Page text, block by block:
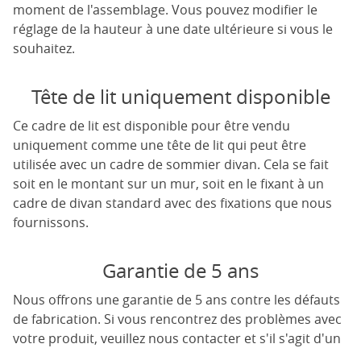
moment de l'assemblage. Vous pouvez modifier le
réglage de la hauteur à une date ultérieure si vous le
souhaitez.
Tête de lit uniquement disponible
Ce cadre de lit est disponible pour être vendu
uniquement comme une tête de lit qui peut être
utilisée avec un cadre de sommier divan. Cela se fait
soit en le montant sur un mur, soit en le fixant à un
cadre de divan standard avec des fixations que nous
fournissons.
Garantie de 5 ans
Nous offrons une garantie de 5 ans contre les défauts
de fabrication. Si vous rencontrez des problèmes avec
votre produit, veuillez nous contacter et s'il s'agit d'un